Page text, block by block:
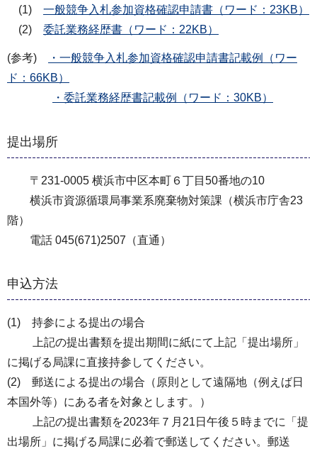
(1) 一般競争入札参加資格確認申請書（ワード：23KB）
(2) 委託業務経歴書（ワード：22KB）
(参考)
・一般競争入札参加資格確認申請書記載例（ワー
ド：66KB）
・委託業務経歴書記載例（ワード：30KB）
提出場所
〒231-0005 横浜市中区本町６丁目50番地の10
横浜市資源循環局事業系廃棄物対策課（横浜市庁舎23
階）
電話 045(671)2507（直通）
申込方法
(1) 持参による提出の場合
上記の提出書類を提出期間に紙にて上記「提出場所」
に掲げる局課に直接持参してください。
(2) 郵送による提出の場合（原則として遠隔地（例えば日
本国外等）にある者を対象とします。）
上記の提出書類を2023年７月21日午後５時までに「提
出場所」に掲げる局課に必着で郵送してください。郵送